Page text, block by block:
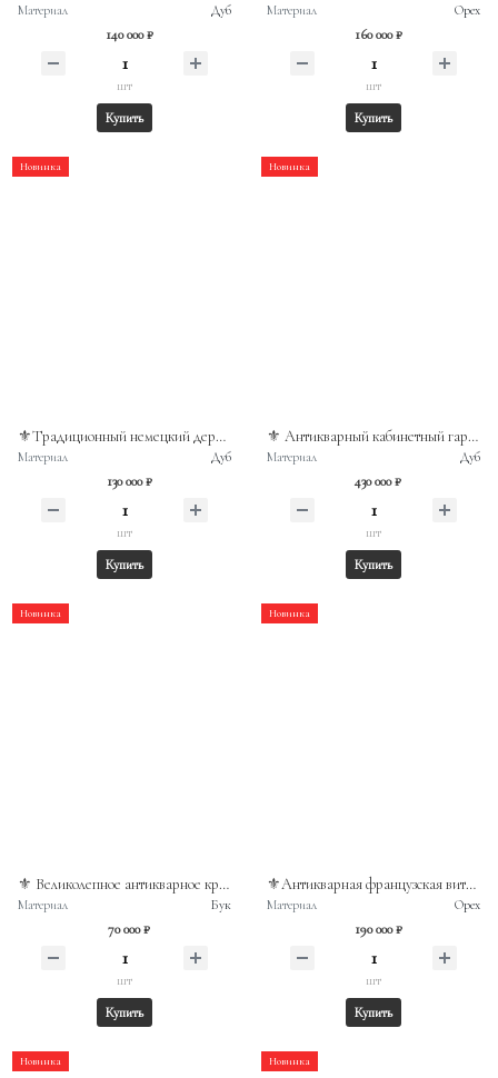
Материал Дуб
140 000 ₽
шт
Купить
Материал Орех
160 000 ₽
шт
Купить
Новинка
⚜️Традиционный немецкий деревянный сундук, изготовленный во второй половине XIX века
Материал Дуб
130 000 ₽
шт
Купить
Новинка
⚜️ Антикварный кабинетный гарнитур Германия
Материал Дуб
430 000 ₽
шт
Купить
Новинка
⚜️ Великолепное антикварное кресло, выполненное в стиле необарокко
Материал Бук
70 000 ₽
шт
Купить
Новинка
⚜️Антикварная французская витрина с маркетри, изготовленная в начале XX века из ореха.
Материал Орех
190 000 ₽
шт
Купить
Новинка Новинка